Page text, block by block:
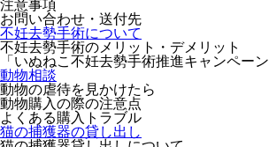
注意事項
お問い合わせ・送付先
不妊去勢手術について
不妊去勢手術のメリット・デメリット
「いぬねこ不妊去勢手術推進キャンペー
動物相談
動物の虐待を見かけたら
動物購入の際の注意点
よくある購入トラブル
猫の捕獲器の貸し出し